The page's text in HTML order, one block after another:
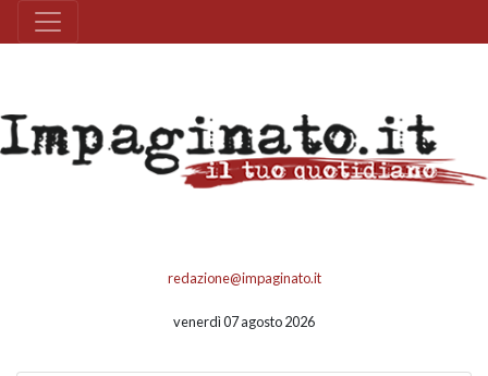
redazione@impaginato.it
venerdì 07 agosto 2026